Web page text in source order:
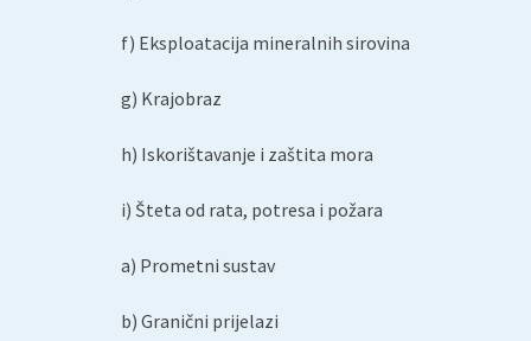
f) Eksploatacija mineralnih sirovina
g) Krajobraz
h) Iskorištavanje i zaštita mora
i) Šteta od rata, potresa i požara
a) Prometni sustav
b) Granični prijelazi